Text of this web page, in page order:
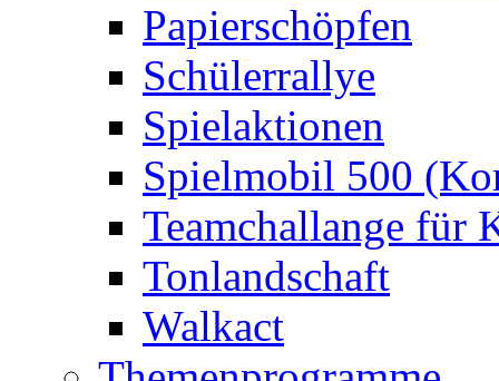
Papierschöpfen
Schülerrallye
Spielaktionen
Spielmobil 500
Teamchallange für
Tonlandschaft
Walkact